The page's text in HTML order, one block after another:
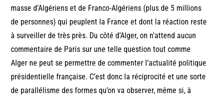
masse d’Algériens et de Franco-Algériens (plus de 5 millions
de personnes) qui peuplent la France et dont la réaction reste
à surveiller de très près. Du côté d’Alger, on n’attend aucun
commentaire de Paris sur une telle question tout comme
Alger ne peut se permettre de commenter l’actualité politique
présidentielle française. C’est donc la réciprocité et une sorte
de parallélisme des formes qu’on va observer, même si, à